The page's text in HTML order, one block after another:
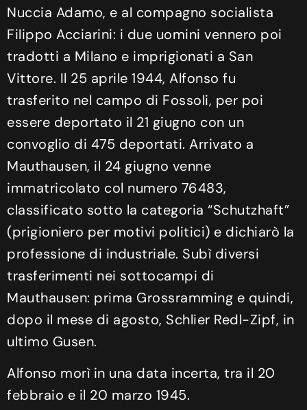
Nuccia Adamo, e al compagno socialista
Filippo Acciarini: i due uomini vennero poi
tradotti a Milano e imprigionati a San
Vittore. Il 25 aprile 1944, Alfonso fu
trasferito nel campo di Fossoli, per poi
essere deportato il 21 giugno con un
convoglio di 475 deportati. Arrivato a
Mauthausen, il 24 giugno venne
immatricolato col numero 76483,
classificato sotto la categoria “Schutzhaft”
(prigioniero per motivi politici) e dichiarò la
professione di industriale. Subì diversi
trasferimenti nei sottocampi di
Mauthausen: prima Grossramming e quindi,
dopo il mese di agosto, Schlier Redl-Zipf, in
ultimo Gusen.
Alfonso morì in una data incerta, tra il 20
febbraio e il 20 marzo 1945.